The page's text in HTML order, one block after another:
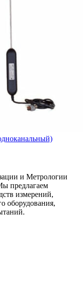
и Метрологии
предлагаем
измерений,
оборудования,